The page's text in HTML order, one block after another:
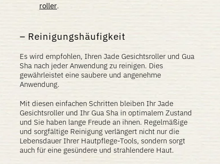
roller.
Reinigungshäufigkeit
Es wird empfohlen, Ihren Jade Gesichtsroller und Gua
Sha nach jeder Anwendung zu reinigen. Dies
gewährleistet eine saubere und angenehme
Anwendung.
Mit diesen einfachen Schritten bleiben Ihr Jade
Gesichtsroller und Ihr Gua Sha in optimalem Zustand
und Sie haben lange Freude an ihnen. Regelmäßige
und sorgfältige Reinigung verlängert nicht nur die
Lebensdauer Ihrer Hautpflege-Tools, sondern sorgt
auch für eine gesündere und strahlendere Haut.